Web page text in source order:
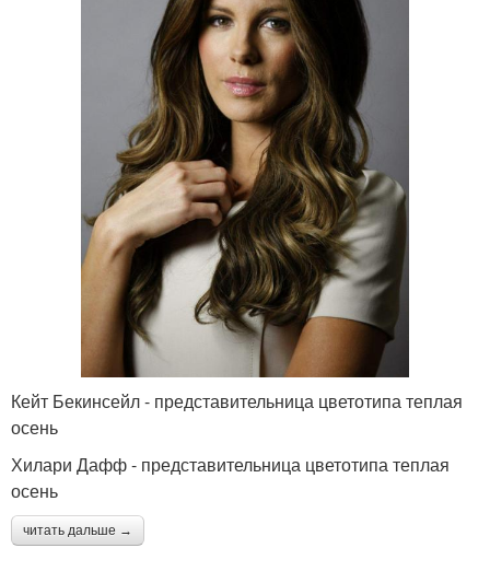
Кейт Бекинсейл - представительница цветотипа теплая
осень
Хилари Дафф - представительница цветотипа теплая
осень
читать дальше →